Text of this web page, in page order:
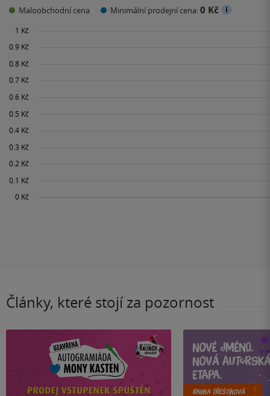
Maloobchodní cena Minimální prodejní cena:0 Kč
Články, které stojí za pozornost